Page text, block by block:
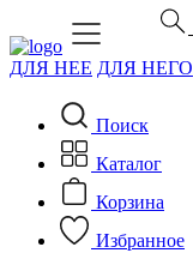
ДЛЯ НЕЕ ДЛЯ НЕГО
Поиск
Каталог
Корзина
Избранное